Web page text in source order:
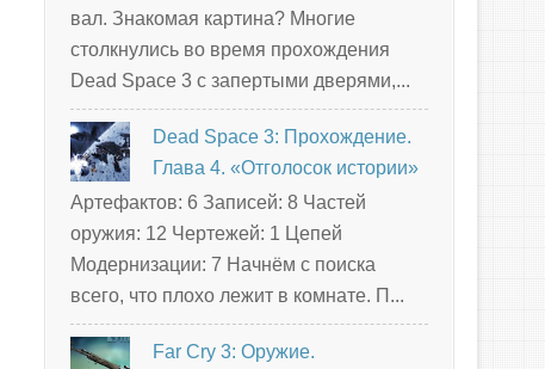
вал. Знакомая картина? Многие
столкнулись во время прохождения
Dead Space 3 с запертыми дверями,...
Dead Space 3: Прохождение.
Глава 4. «Отголосок истории»
Артефактов: 6 Записей: 8 Частей
оружия: 12 Чертежей: 1 Цепей
Модернизации: 7 Начнём с поиска
всего, что плохо лежит в комнате. П...
Far Cry 3: Оружие.